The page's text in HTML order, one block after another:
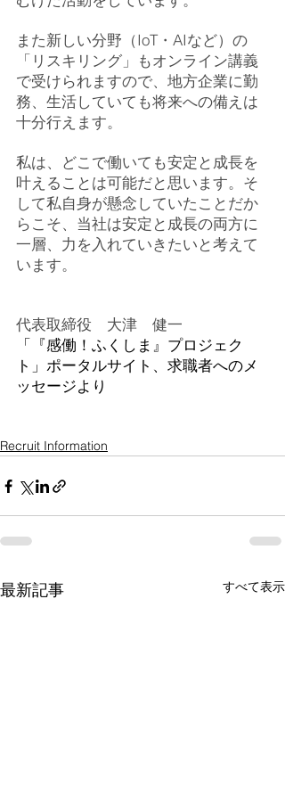
また新しい分野（IoT・AIなど）の
「リスキリング」もオンライン講義
で受けられますので、地方企業に勤
務、生活していても将来への備えは
十分行えます。
私は、どこで働いても安定と成長を
叶えることは可能だと思います。そ
して私自身が懸念していたことだか
らこそ、当社は安定と成長の両方に
一層、力を入れていきたいと考えて
います。
代表取締役　大津　健一
「『感働！ふくしま』プロジェク
ト」ポータルサイト、求職者へのメ
ッセージより
Recruit Information
最新記事 すべて表示